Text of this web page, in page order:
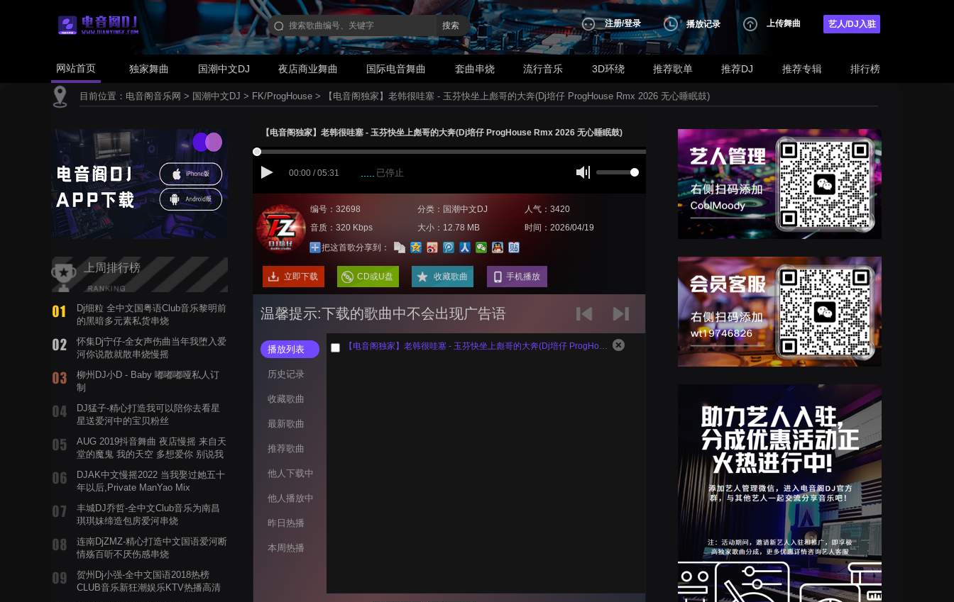
搜索 注册/登录 播放记录 上传舞曲 艺人/DJ入驻
网站首页 独家舞曲 国潮中文DJ 夜店商业舞曲 国际电音舞曲 套曲串烧 流行音乐 3D环绕 推荐歌单 推荐DJ 推荐专辑 排行榜
目前位置： 电音阁音乐网 > 国潮中文DJ > FK/ProgHouse > 【电音阁独家】老韩很哇塞 - 玉芬快坐上彪哥的大奔(Dj培仔 ProgHouse Rmx 2026 无心睡眠鼓)
上周排行榜
Dj细粒 全中文国粤语Club音乐黎明前
的黑暗多元素私货串烧
怀集Dj宁仔-全女声伤曲当年我堕入爱
河你说散就散串烧慢摇
柳州DJ小D - Baby 嘟嘟嘟哑私人订
制
DJ猛子-精心打造我可以陪你去看星
星送爱河中的宝贝粉丝
AUG 2019抖音舞曲 夜店慢摇 来自天
堂的魔鬼 我的天空 多想爱你 别说我
DJAK中文慢摇2022 当我娶过她五十
年以后,Private ManYao Mix
丰城DJ乔哲-全中文Club音乐为南昌
琪琪妹缔造包房爱河串烧
连南DjZMZ-精心打造中文国语爱河断
情殇百听不厌伤感串烧
贺州Dj小强-全中文国语2018热榜
CLUB音乐新狂潮娱乐KTV热播高清
【电音阁独家】老韩很哇塞 - 玉芬快坐上彪哥的大奔(Dj培仔 ProgHouse Rmx 2026 无心睡眠鼓)
00:00 / 05:31 已停止
编号：32698 分类：国潮中文DJ
人气：3420
音质：320 Kbps
大小：12.78 MB
时间：2026/04/19
把这首歌分享到：
立即下载 CD或U盘 收藏歌曲 手机播放
温馨提示:下载的歌曲中不会出现广告语
播放列表
历史记录
收藏歌曲
最新歌曲
推荐歌曲
他人下载中
他人播放中
昨日热播
本周热播
【电音阁独家】老韩很哇塞 - 玉芬快坐上彪哥的大奔(Dj培仔 ProgHouse Rmx 2026 无心睡眠鼓)